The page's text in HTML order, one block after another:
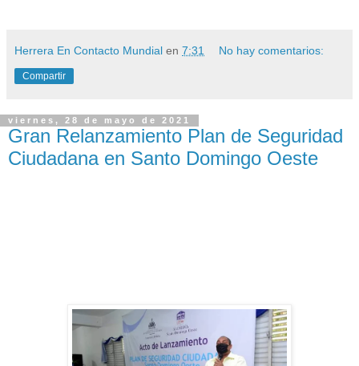
Herrera En Contacto Mundial en 7:31 No hay comentarios:
Compartir
viernes, 28 de mayo de 2021
Gran Relanzamiento Plan de Seguridad
Ciudadana en Santo Domingo Oeste